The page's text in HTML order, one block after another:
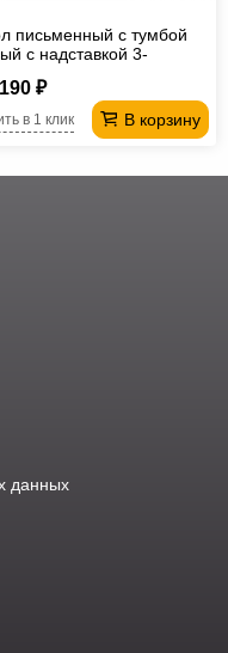
письменный с тумбой
с надставкой 3-
₽
В корзину
в 1 клик
данных